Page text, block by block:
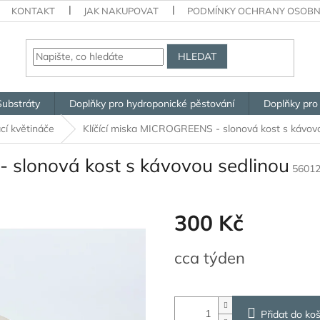
KONTAKT JAK NAKUPOVAT PODMÍNKY OCHRANY
HLEDAT
Doplňky pro hydroponické pěstování Doplňky
květináče Klíčící miska MICROGREENS - slonová kost s
slonová kost s kávovou sedlinou
300 Kč
cena:
cca týden
Přidat do